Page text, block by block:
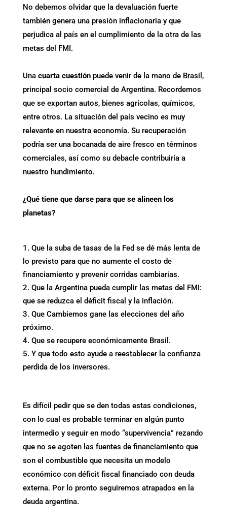
No debemos olvidar que la devaluación fuerte
también genera una presión inflacionaria y que
perjudica al país en el cumplimiento de la otra de las
metas del FMI.
Una cuarta cuestiónpuede venir de la mano de Brasil,
principal socio comercial de Argentina. Recordemos
que se exportan autos, bienes agrícolas, químicos,
entre otros. La situación del país vecino es muy
relevante en nuestra economía. Su recuperación
podría ser una bocanada de aire fresco en términos
comerciales, así como su debacle contribuiría a
nuestro hundimiento.
¿Qué tiene que darse para que se alineen los
planetas?
Que la suba de tasas de la Fed se dé más lenta de
lo previsto para que no aumente el costo de
financiamiento y prevenir corridas cambiarias.
Que la Argentina pueda cumplir las metas del FMI:
que se reduzca el déficit fiscal y la inflación.
Que Cambiemos gane las elecciones del año
próximo.
Que se recupere económicamente Brasil.
Y que todo esto ayude a reestablecer la confianza
perdida de los inversores.
Es difícil pedir que se den todas estas condiciones,
con lo cual es probable terminar en algún punto
intermedio y seguir en modo “supervivencia” rezando
que no se agoten las fuentes de financiamiento que
son el combustible que necesita un modelo
económico con déficit fiscal financiado con deuda
externa. Por lo pronto seguiremos atrapados en la
deuda argentina.